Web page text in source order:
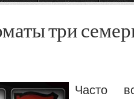
три
Часто